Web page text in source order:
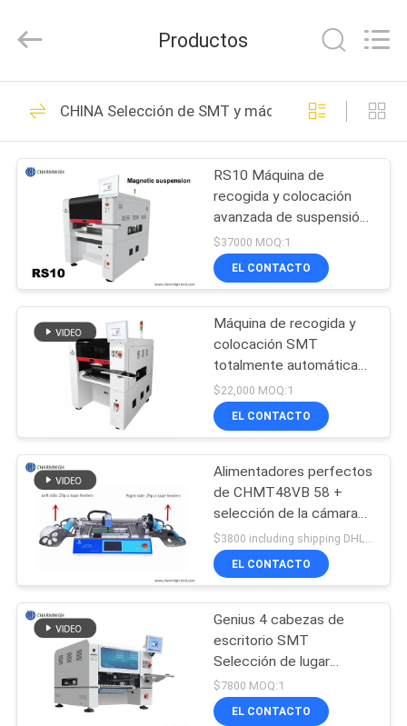
HOGAR
PRODUCTOS
VÍDEOS
SOBRE
NOSOTROS
VISITA
LA
FÁBRICA
CONTROL
CALIDAD
CONTACTA
CHARMHIGH
TECHNOLOGY
Rights
Selección de SMT y
máquina del lugar
74
Cadena de
producción de SMT
37
Impresora de la
plantilla
Productos
CHINA Selección de SMT y máquina del lugar
RS10 Máquina de
recogida y colocación
avanzada de suspensión
magnética con doble
motor lineal de soporte
de accionamiento 01005
$37000 MOQ:1
EL CONTACTO
Máquina de recogida y
colocación SMT
totalmente automática
de 6 cabezas 60
alimentadores TM06
CPK≥1.0
$22,000 MOQ:1
EL CONTACTO
Alimentadores perfectos
de CHMT48VB 58 +
selección de la cámara
dual de Vision y máquina
de escritorio del lugar
EL CONTACTO
Genius 4 cabezas de
escritorio SMT
Selección de lugar
máquina con 50
alimentadores CHM-551
$7800 MOQ:1
EL CONTACTO